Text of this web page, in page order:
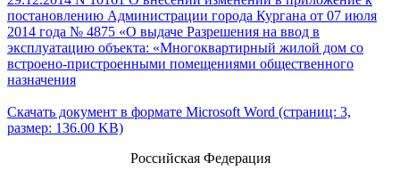
постановлению Администрации города Кургана от 07 июля
2014 года № 4875 «О выдаче Разрешения на ввод в
эксплуатацию объекта: «Многоквартирный жилой дом со
встроено-пристроенными помещениями общественного
назначения
Скачать документ в формате Microsoft Word (страниц: 3,
размер: 136.00 KB)
Российская Федерация